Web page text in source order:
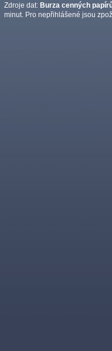
Zdroje dat: Burza cenných
minut. Pro nepřihlášené jsou